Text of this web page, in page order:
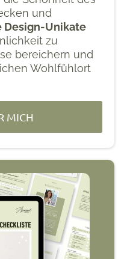
und
Design-Unikate
zu
bereichern und
Wohlfühlort
MICH